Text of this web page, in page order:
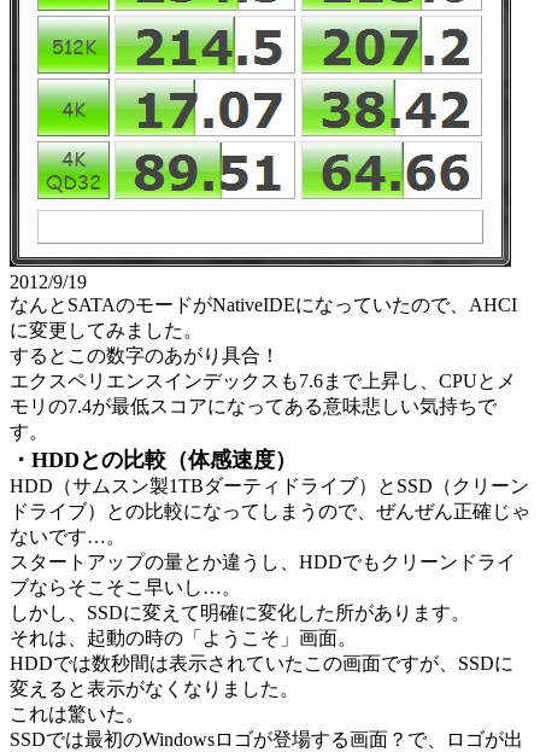
2012/9/19
なんとSATAのモードがNativeIDEになっていたので、AHCI
に変更してみました。
するとこの数字のあがり具合！
エクスペリエンスインデックスも7.6まで上昇し、CPUとメ
モリの7.4が最低スコアになってある意味悲しい気持ちで
す。
・HDDとの比較（体感速度）
HDD（サムスン製1TBダーティドライブ）とSSD（クリーン
ドライブ）との比較になってしまうので、ぜんぜん正確じゃ
ないです…。
スタートアップの量とか違うし、HDDでもクリーンドライ
ブならそこそこ早いし…。
しかし、SSDに変えて明確に変化した所があります。
それは、起動の時の「ようこそ」画面。
HDDでは数秒間は表示されていたこの画面ですが、SSDに
変えると表示がなくなりました。
これは驚いた。
SSDでは最初のWindowsロゴが登場する画面？で、ロゴが出